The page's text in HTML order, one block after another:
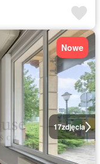
17zdjęcia
Nowe